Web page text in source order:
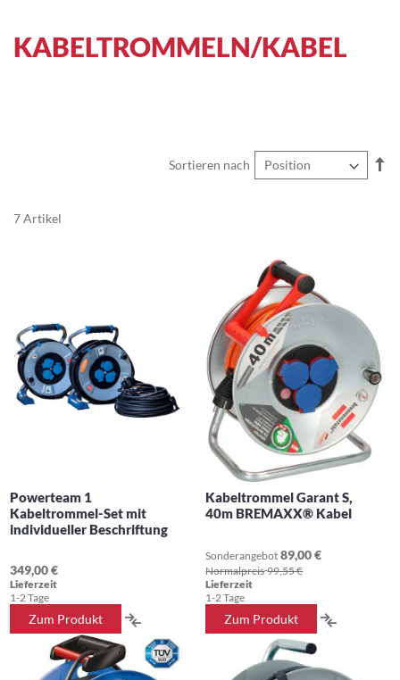
KABELTROMMELN/KABEL
7Artikel
Sortieren nach
Powerteam 1
Kabeltrommel-Set mit
individueller Beschriftung
349,00 €
Lieferzeit
1-2 Tage
Zum Produkt
VERGLEICHSLISTE
HINZUFÜGEN
Kabeltrommel Garant S,
40m BREMAXX® Kabel
Sonderangebot 89,00 €
Normalpreis 99,55 €
Lieferzeit
1-2 Tage
Zum Produkt